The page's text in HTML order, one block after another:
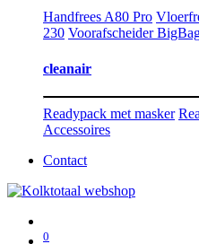
Handfrees A80 Pro
230 Voorafscheider
cleanair
Readypack met masker
Accessoires
Contact
0